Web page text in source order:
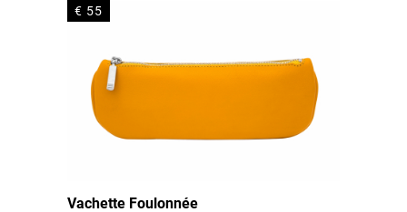
€ 55
Vachette Foulonnée